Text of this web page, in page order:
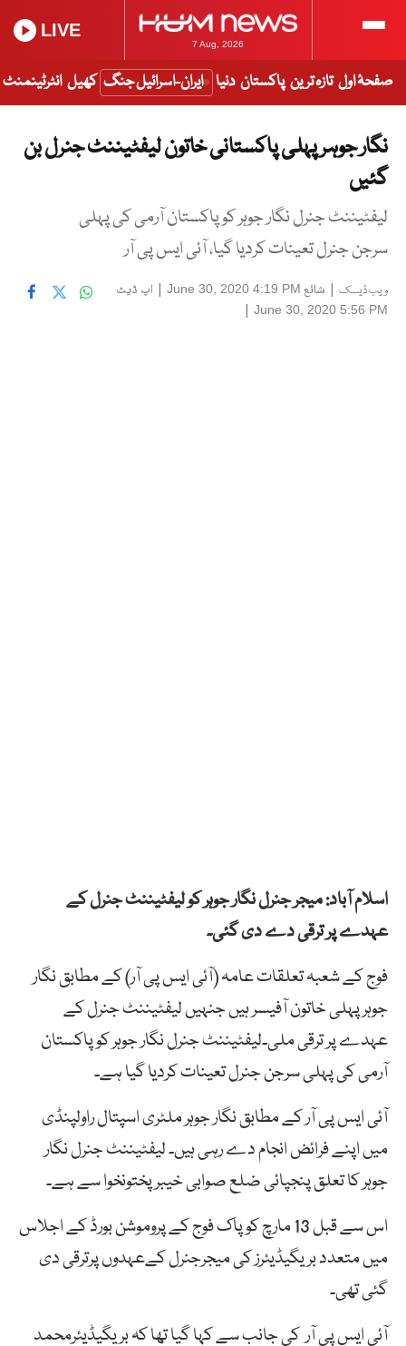
7 Aug, 2026
LIVE
صفحۂ اول تازہ ترین پاکستان دنیا ایران-اسرائیل جنگ کھیل انٹرٹینمنٹ
نگار جوہر پہلی پاکستانی خاتون لیفٹیننٹ جنرل بن
گئیں
لیفٹیننٹ جنرل نگار جوہر کو پاکستان آرمی کی پہلی
سرجن جنرل تعینات کردیا گیا، آئی ایس پی آر
ویب ڈیسک | شائع June 30, 2020 4:19 PM
| اپ ڈیٹ
June 30, 2020 5:56 PM
|
اسلام آباد: میجر جنرل نگار جوہر کو لیفٹیننٹ جنرل کے
عہدے پر ترقی دے دی گئی۔
فوج کے شعبہ تعلقات عامہ (آئی ایس پی آر) کے مطابق نگار
جوہر پہلی خاتون آفیسر ہیں جنہیں لیفٹیننٹ جنرل کے
عہدے پر ترقی ملی۔لیفٹیننٹ جنرل نگار جوہر کو پاکستان
آرمی کی پہلی سرجن جنرل تعینات کردیا گیا ہے۔
آئی ایس پی آر کے مطابق نگار جوہر ملٹری اسپتال راولپنڈی
میں اپنے فرائض انجام دے رہی ہیں۔ لیفٹیننٹ جنرل نگار
جوہر کا تعلق پنجپائی ضلع صوابی خیبر پختونخوا سے ہے۔
اس سے قبل 13 مارچ کو پاک فوج کے پروموشن بورڈ کے اجلاس
میں متعدد بریگیڈیئرز کی میجرجنرل کےعہدوں پرترقی دی
گئی تھی۔
آئی ایس پی آر کی جانب سے کہا گیا تھا کہ بریگیڈیئرمحمد